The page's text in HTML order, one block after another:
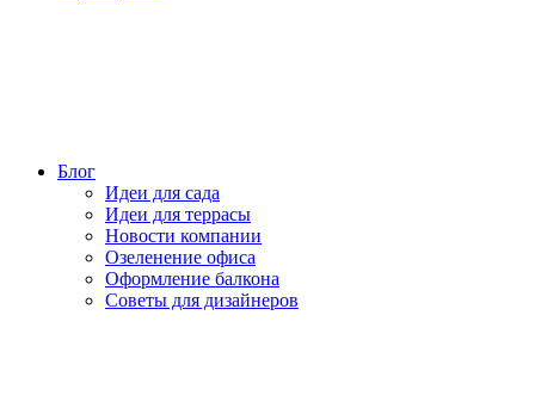
Блог
Идеи для сада
Идеи для террасы
Новости компании
Озеленение офиса
Оформление балкона
Советы для дизайнеров